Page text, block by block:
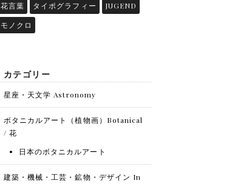
花言葉
タイポグラフィー
JUGEND
モノクロ
カテゴリー
星座・天文学 Astronomy
ボタニカルアート（植物画）Botanical
/ 花
日本のボタニカルアート
建築・機械・工芸・鉱物・デザイン In